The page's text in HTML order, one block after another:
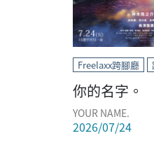
Freelaxx跨腳廳
你的名字。
YOUR NAME.
2026/07/24